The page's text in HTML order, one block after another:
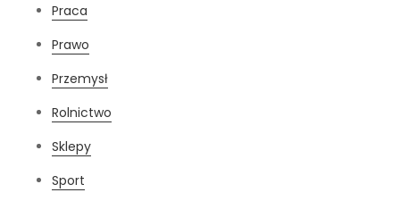
Praca
Prawo
Przemysł
Rolnictwo
Sklepy
Sport